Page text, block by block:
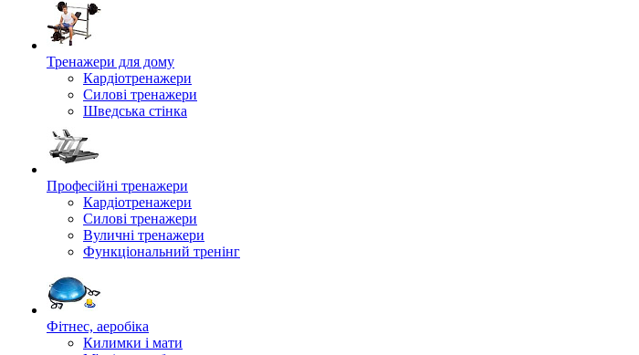
Тренажери для дому
Кардіотренажери
Силові тренажери
Шведська стінка
Професійні тренажери
Кардіотренажери
Силові тренажери
Вуличні тренажери
Функціональний тренінг
Фітнес, аеробіка
Килимки і мати